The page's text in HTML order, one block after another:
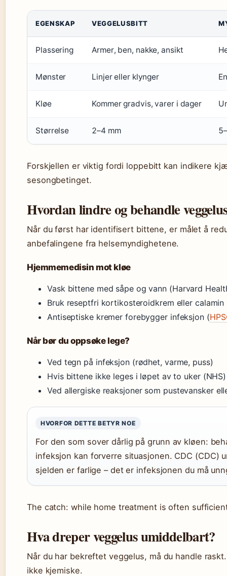
EGENSKAP VEGGELUSBITT
Plassering Armer, ben, nakke, ansikt
Mønster Linjer eller klynger
Kløe Kommer gradvis, varer i dager
Størrelse 2–4 mm
Forskjellen er viktig fordi loppebitt kan indikere
sesongbetinget.
Hvordan lindre og behandle
Når du først har identifisert bittene, er målet å
anbefalingene fra helsemyndighetene.
Hjemmemedisin mot kløe
Vask bittene med såpe og vann (Harvard
Bruk reseptfri kortikosteroidkrem eller calamin
Antiseptiske kremer forebygger infeksjon (
Når bør du oppsøke lege?
Ved tegn på infeksjon (rødhet, varme, puss)
Hvis bittene ikke leges i løpet av to uker (NHS)
Ved allergiske reaksjoner som pustevansker
HVORFOR DETTE BETYR NOE
For den som sover dårlig på grunn av kløen:
infeksjon kan forverre situasjonen. CDC (CDC)
sjelden er farlige – det er infeksjonen du må
The catch: while home treatment is often
Hva dreper veggelus umiddelbart?
Når du har bekreftet veggelus, må du handle
ikke kjemiske.